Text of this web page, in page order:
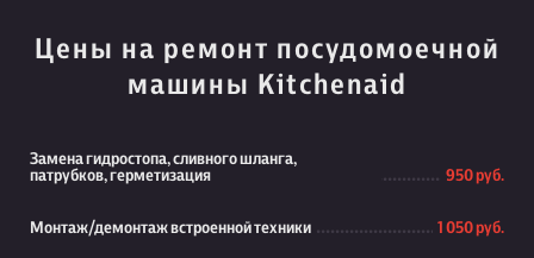
Цены на ремонт посудомоечной
машины Kitchenaid
Замена гидростопа, сливного шланга,
патрубков, герметизация
950 руб.
Монтаж/демонтаж встроенной техники 1 050 руб.